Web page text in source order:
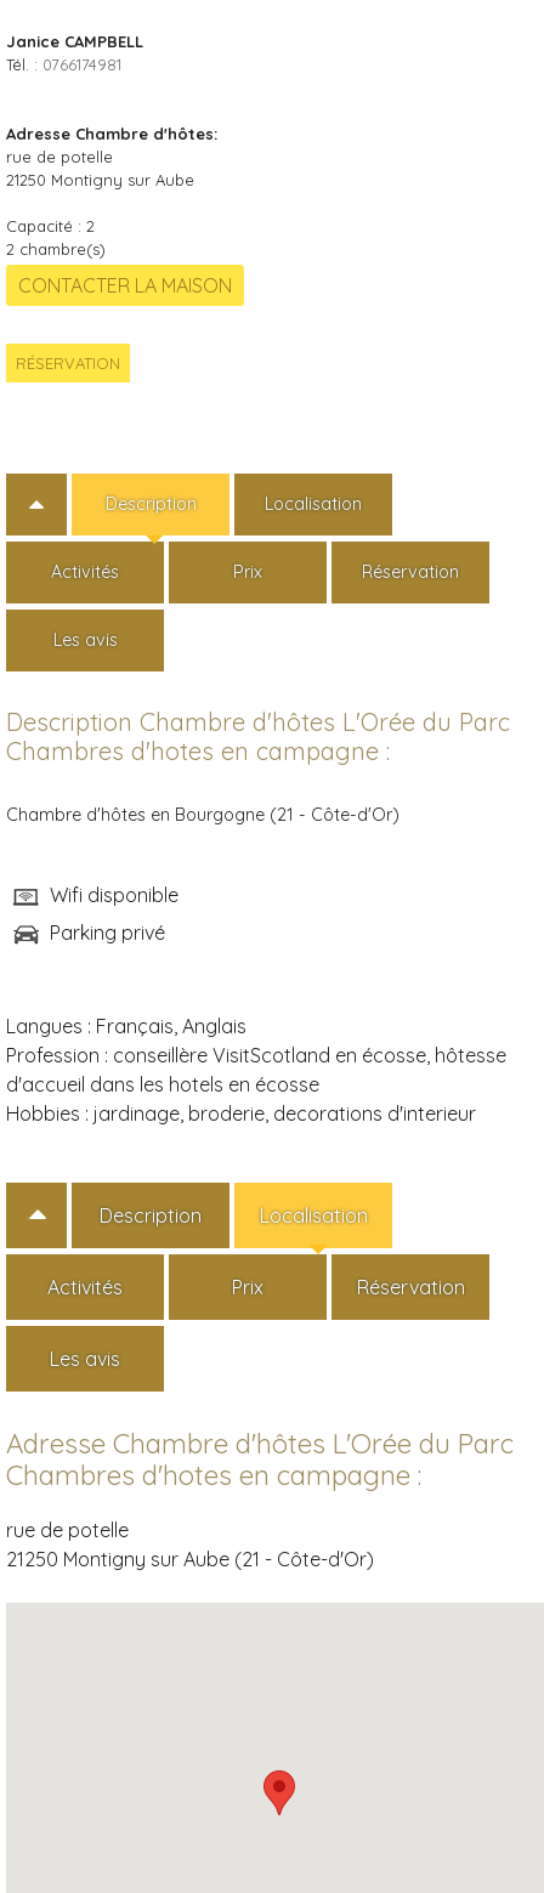
Janice CAMPBELL
Tél. : 0766174981
Adresse Chambre d'hôtes:
rue de potelle
21250 Montigny sur Aube
Capacité : 2
2 chambre(s)
RÉSERVATION
Description Localisation
Activités Prix Réservation
Les avis
Description Chambre d'hôtes L'Orée du Parc
Chambres d'hotes en campagne :
Chambre d'hôtes en Bourgogne (21 - Côte-d'Or)
Wifi disponible
Parking privé
Langues : Français, Anglais
Profession : conseillère VisitScotland en écosse, hôtesse
d'accueil dans les hotels en écosse
Hobbies : jardinage, broderie, decorations d'interieur
Description Localisation
Activités Prix Réservation
Les avis
Adresse Chambre d'hôtes L'Orée du Parc
Chambres d'hotes en campagne :
rue de potelle
21250 Montigny sur Aube (21 - Côte-d'Or)